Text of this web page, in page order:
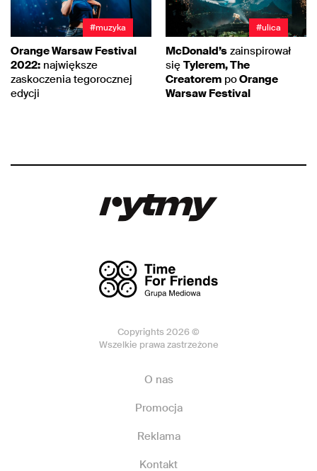
#muzyka
Orange Warsaw Festival
2022: największe
zaskoczenia tegorocznej
edycji
#ulica
McDonald’s zainspirował
się Tylerem, The
Creatorem poOrange
Warsaw Festival
Copyrights 2026 ©
Wszelkie prawa zastrzeżone
O nas
Promocja
Reklama
Kontakt